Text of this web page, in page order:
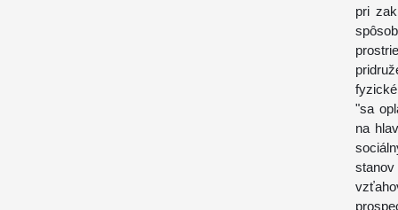
pri
"sa
na